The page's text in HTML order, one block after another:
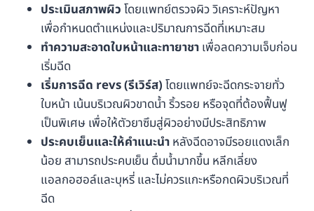
ประเมินสภาพผิวโดยแพทย์ตรวจผิว วิเคราะห์ปัญหา
เพื่อกำหนดตำแหน่งและปริมาณการฉีดที่เหมาะสม
ทำความสะอาดใบหน้าและทายาชาเพื่อลดความเจ็บก่อน
เริ่มฉีด
เริ่มการฉีด revs (รีเวิร์ส)โดยแพทย์จะฉีดกระจายทั่ว
ใบหน้า เน้นบริเวณผิวขาดน้ำ ริ้วรอย หรือจุดที่ต้องฟื้นฟู
เป็นพิเศษ เพื่อให้ตัวยาซึมสู่ผิวอย่างมีประสิทธิภาพ
ประคบเย็นและให้คำแนะนำหลังฉีดอาจมีรอยแดงเล็ก
น้อย สามารถประคบเย็น ดื่มน้ำมากขึ้น หลีกเลี่ยง
แอลกอฮอล์และบุหรี่ และไม่ควรแกะหรือกดผิวบริเวณที่
ฉีด